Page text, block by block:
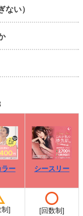
ない）
ラー シースリー
制]
[回数制]